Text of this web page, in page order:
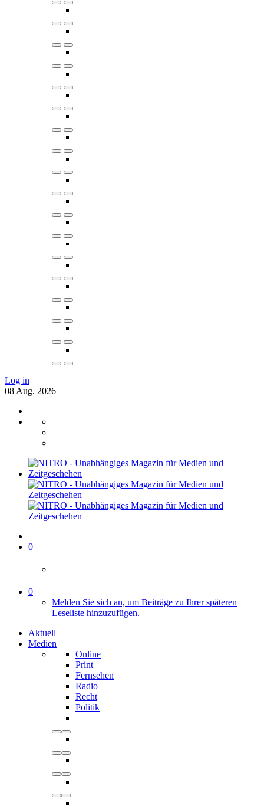
Log in
08 Aug. 2026
0
0
Melden Sie sich an, um Beiträge zu Ihrer späteren
Leseliste hinzuzufügen.
Aktuell
Medien
Online
Print
Fernsehen
Radio
Recht
Politik